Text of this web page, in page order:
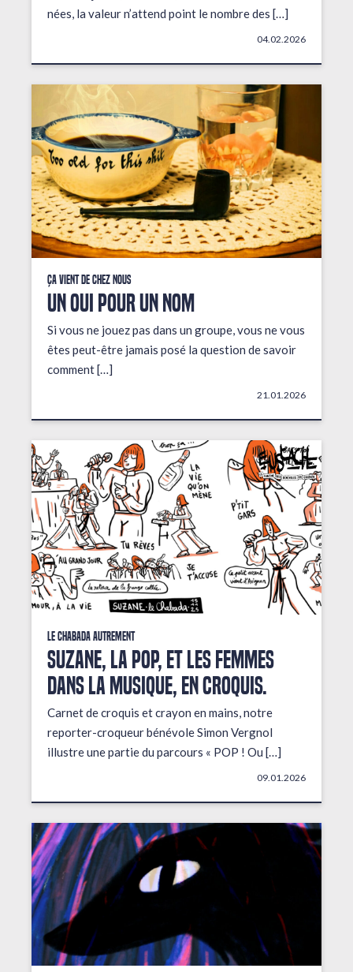
nées, la valeur n’attend point le nombre des […]
04.02.2026
Ça vient de chez nous
UN OUI POUR UN NOM
Si vous ne jouez pas dans un groupe, vous ne vous
êtes peut-être jamais posé la question de savoir
comment […]
21.01.2026
Le Chabada autrement
Suzane, la pop, et les femmes
dans la musique, en croquis.
Carnet de croquis et crayon en mains, notre
reporter-croqueur bénévole Simon Vergnol
illustre une partie du parcours « POP ! Ou […]
09.01.2026